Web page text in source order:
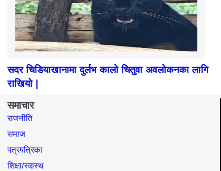
सदर चिडियाखानामा दुर्लभ कालो चितुवा अवलोकनका लागि
राखियो |
समाचार
राजनीति
समाज​
पत्रपत्रिका
शिक्षा/स्वास्थ